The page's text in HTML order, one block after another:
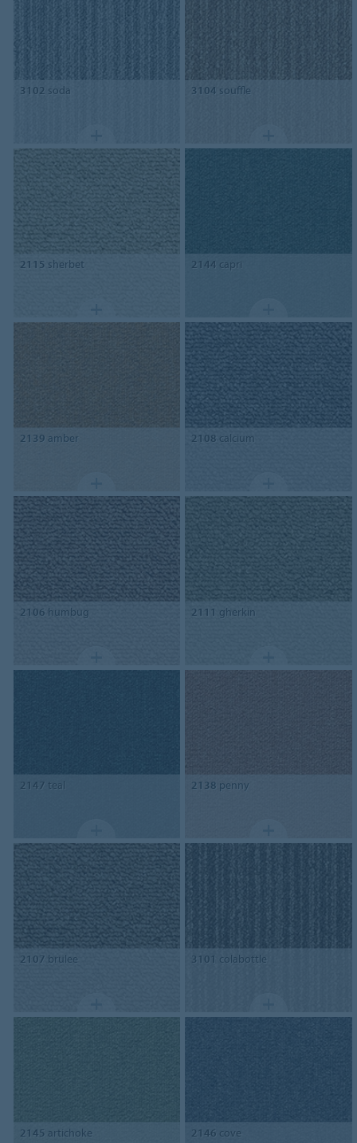
3102 soda 3104 souffle
2115 sherbet 2144 capri
2139 amber 2108 calcium
2106 humbug 2111 gherkin
2147 teal 2138 penny
2107 brulee 3101 colabottle
2145 artichoke 2146 cove